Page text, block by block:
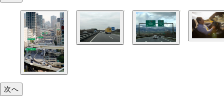
「速度無制限」としても有名なドイツのアウトバ
スイスの高速料金は一括前払い。年間通行券「ヴ
竹花寿実氏
次へ